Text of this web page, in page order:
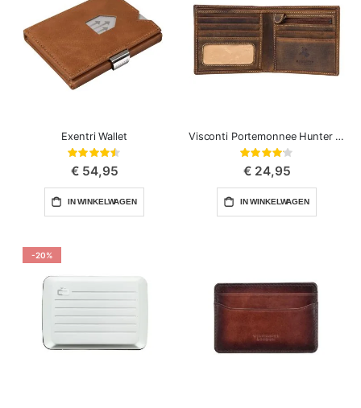
Exentri Wallet
Waardering:
€ 54,95
IN WINKELWAGEN
Visconti Portemonnee Hunter Shield
Waardering:
€ 24,95
IN WINKELWAGEN
-20%